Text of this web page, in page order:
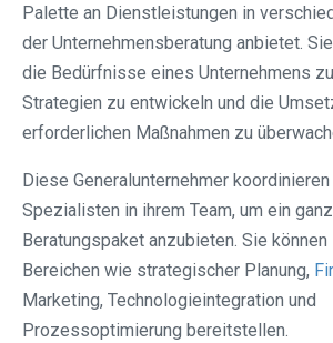
Palette an Dienstleistungen in
der Unternehmensberatung anbietet.
die Bedürfnisse eines Unternehmens
Strategien zu entwickeln und die
erforderlichen Maßnahmen zu
Diese Generalunternehmer
Spezialisten in ihrem Team, um ein
Beratungspaket anzubieten. Sie
Bereichen wie strategischer Planung,
Marketing, Technologieintegration und
Prozessoptimierung bereitstellen.